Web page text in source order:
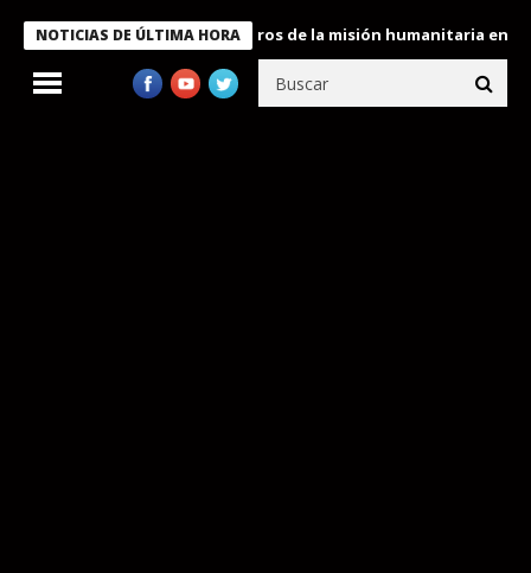
NOTICIAS DE ÚLTIMA HORA
condecora a miembros de la misión humanitaria enviada a